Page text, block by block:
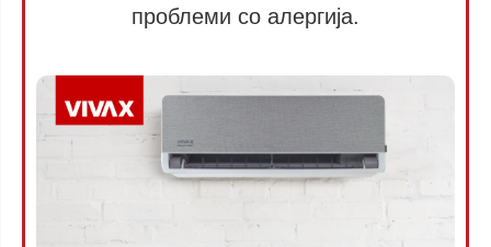
проблеми со алергија.